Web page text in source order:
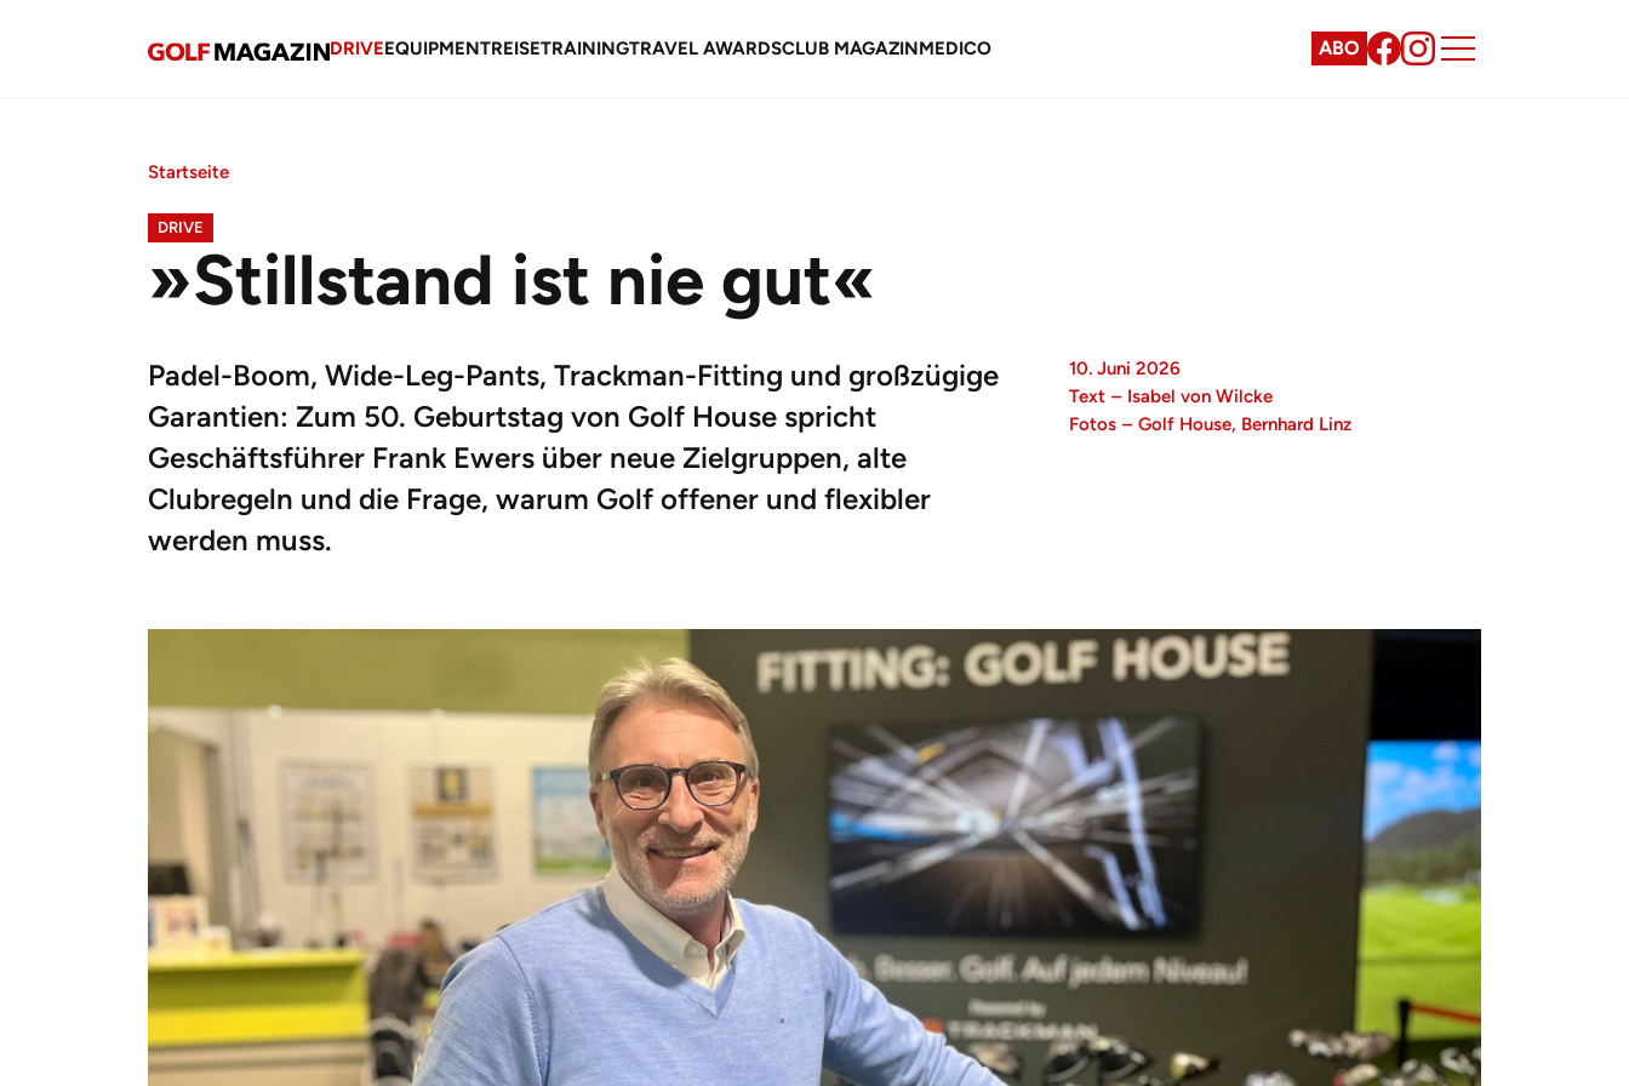
DRIVEEQUIPMENTREISETRAININGTRAVEL AWARDSCLUB MAGAZINMEDICO ABO
Startseite
DRIVE
»Stillstand ist nie gut«
Padel-Boom, Wide-Leg-Pants, Trackman-Fitting und großzügige
Garantien: Zum 50. Geburtstag von Golf House spricht
Geschäftsführer Frank Ewers über neue Zielgruppen, alte
Clubregeln und die Frage, warum Golf offener und flexibler
werden muss.
10. Juni 2026
Text – Isabel von Wilcke
Fotos – Golf House, Bernhard Linz